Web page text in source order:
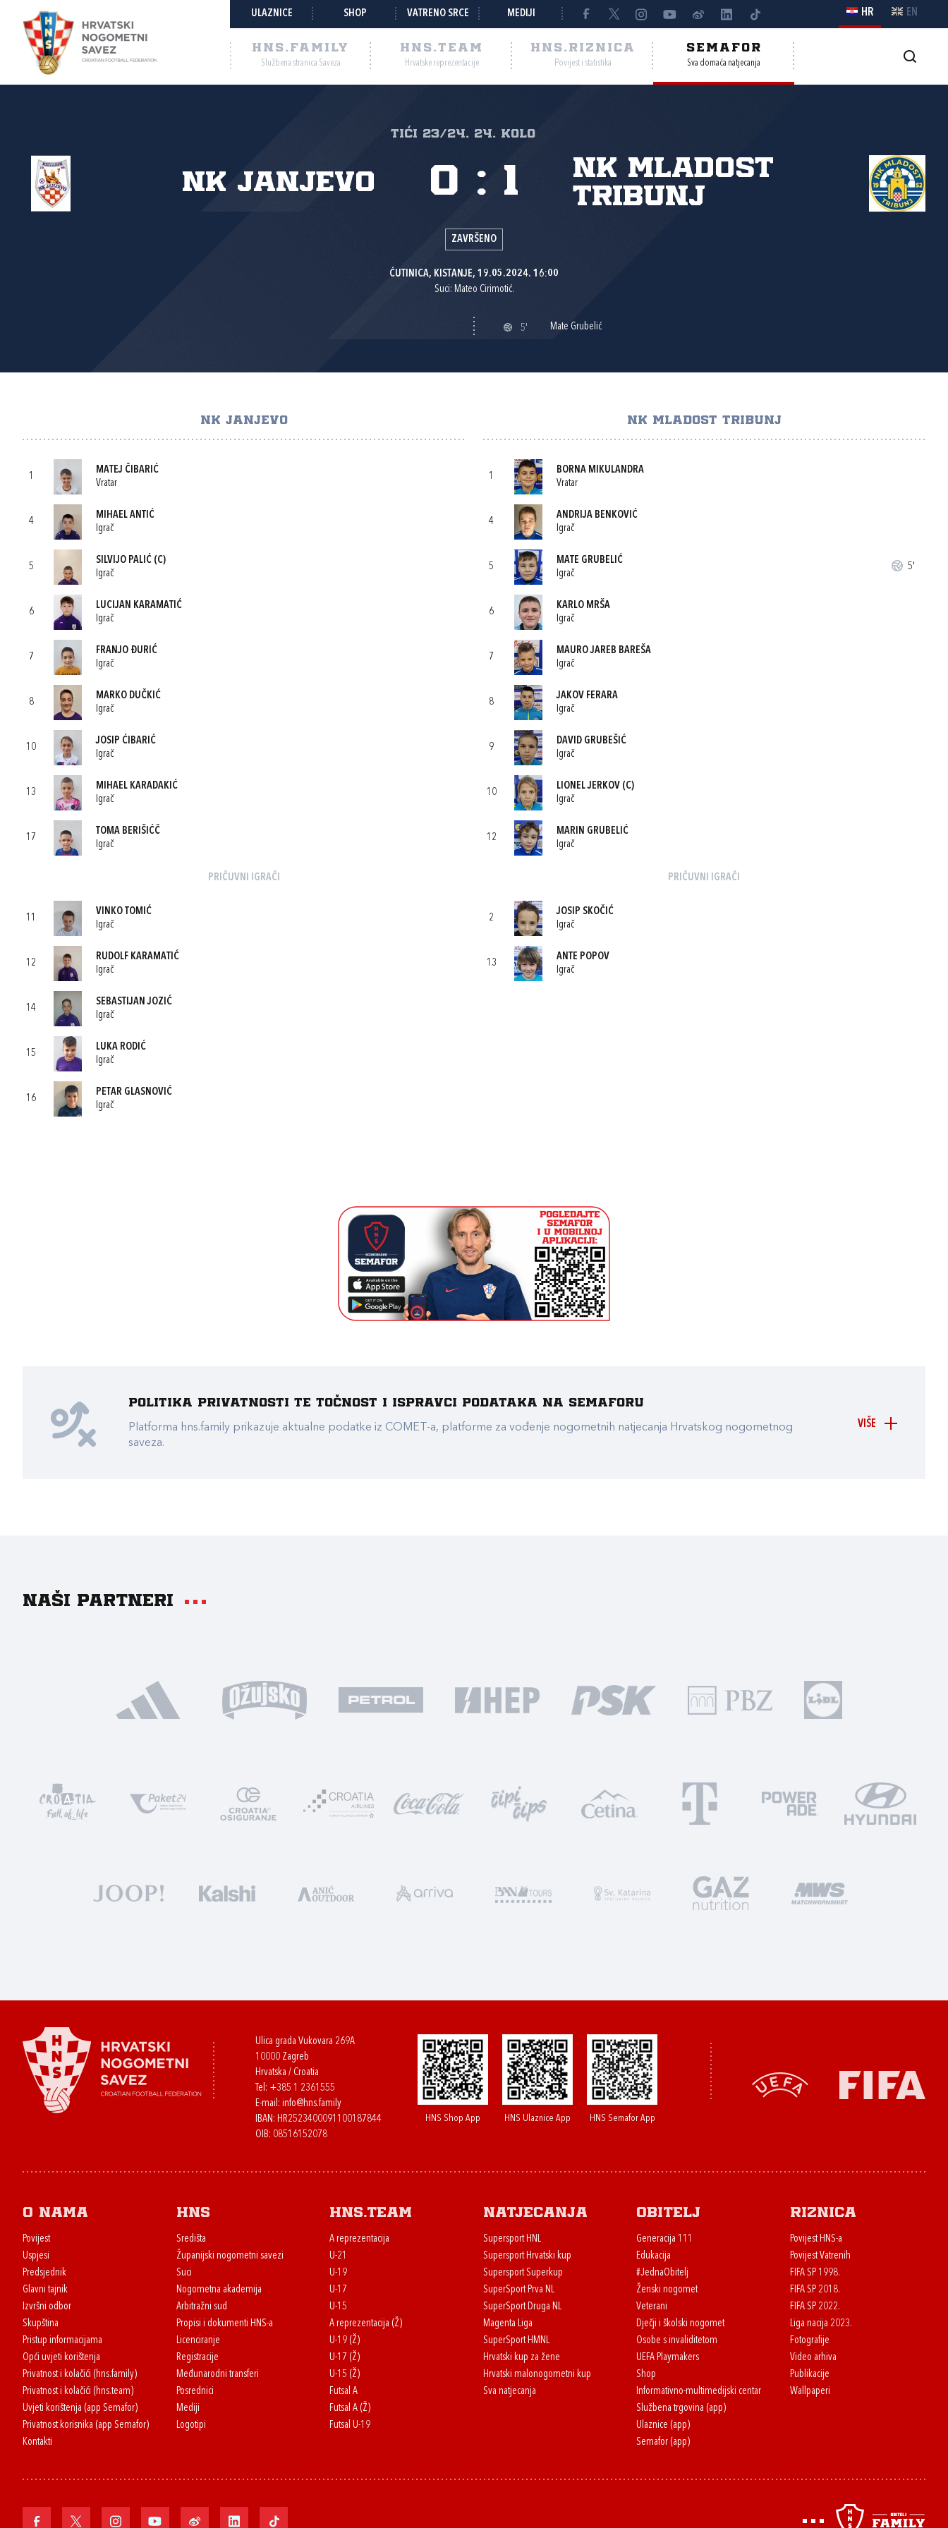
ULAZNICE SHOP VATRENO SRCE MEDIJI HR EN
HNS.FAMILY
Službena stranica Saveza
HNS.TEAM
Hrvatske reprezentacije
HNS.RIZNICA
Povijest i statistika
SEMAFOR
Sva domaća natjecanja
TIĆI 23/24, 24. kolo
NK Janjevo
NK Mladost
Tribunj
0 : 1
ZAVRŠENO
ĆUTINICA, KISTANJE, 19.05.2024. 16:00
Suci: Mateo Cirimotić.
5' Mate Grubelić
NK JANJEVO
1
MATEJ ČIBARIĆ
Vratar
4
MIHAEL ANTIĆ
Igrač
5
SILVIJO PALIĆ (C)
Igrač
6
LUCIJAN KARAMATIĆ
Igrač
7
FRANJO ĐURIĆ
Igrač
8
MARKO DUČKIĆ
Igrač
10
JOSIP ĆIBARIĆ
Igrač
13
MIHAEL KARADAKIĆ
Igrač
17
TOMA BERIŠIĆČ
Igrač
PRIČUVNI IGRAČI
11
VINKO TOMIĆ
Igrač
12
RUDOLF KARAMATIĆ
Igrač
14
SEBASTIJAN JOZIĆ
Igrač
15
LUKA RODIĆ
Igrač
16
PETAR GLASNOVIĆ
Igrač
NK MLADOST TRIBUNJ
1
BORNA MIKULANDRA
Vratar
4
ANDRIJA BENKOVIĆ
Igrač
5
MATE GRUBELIĆ
Igrač
5'
6
KARLO MRŠA
Igrač
7
MAURO JAREB BAREŠA
Igrač
8
JAKOV FERARA
Igrač
9
DAVID GRUBEŠIĆ
Igrač
10
LIONEL JERKOV(C)
Igrač
12
MARIN GRUBELIĆ
Igrač
PRIČUVNI IGRAČI
2
JOSIP SKOČIĆ
Igrač
13
ANTE POPOV
Igrač
VIŠE
Politika privatnosti te točnost i ispravci podataka na Semaforu
Platforma hns.family prikazuje aktualne podatke iz COMET-a, platforme za vođenje nogometnih natjecanja Hrvatskog nogometnog
saveza.
Naši partneri
Ulica grada Vukovara 269A
10000 Zagreb
Hrvatska / Croatia
Tel: +385 1 2361555
E-mail: info@hns.family
IBAN: HR2523400091100187844
OIB: 08516152078
HNS Shop App HNS Ulaznice App HNS Semafor App
O nama
Povijest
Uspjesi
Predsjednik
Glavni tajnik
Izvršni odbor
Skupština
Pristup informacijama
Opći uvjeti korištenja
Privatnost i kolačići (hns.family)
Privatnost i kolačići (hns.team)
Uvjeti korištenja (app Semafor)
Privatnost korisnika (app Semafor)
Kontakti
HNS
Središta
Županijski nogometni savezi
Suci
Nogometna akademija
Arbitražni sud
Propisi i dokumenti HNS-a
Licenciranje
Registracije
Međunarodni transferi
Posrednici
Mediji
Logotipi
HNS.team
A reprezentacija
U-21
U-19
U-17
U-15
A reprezentacija (Ž)
U-19 (Ž)
U-17 (Ž)
U-15 (Ž)
Futsal A
Futsal A (Ž)
Futsal U-19
Natjecanja
Supersport HNL
Supersport Hrvatski kup
Supersport Superkup
SuperSport Prva NL
SuperSport Druga NL
Magenta Liga
SuperSport HMNL
Hrvatski kup za žene
Hrvatski malonogometni kup
Sva natjecanja
Obitelj
Generacija 111
Edukacija
#JednaObitelj
Ženski nogomet
Veterani
Dječji i školski nogomet
Osobe s invaliditetom
UEFA Playmakers
Shop
Informativno-multimedijski centar
Službena trgovina (app)
Ulaznice (app)
Semafor (app)
Riznica
Povijest HNS-a
Povijest Vatrenih
FIFA SP 1998.
FIFA SP 2018.
FIFA SP 2022.
Liga nacija 2023.
Fotografije
Video arhiva
Publikacije
Wallpaperi